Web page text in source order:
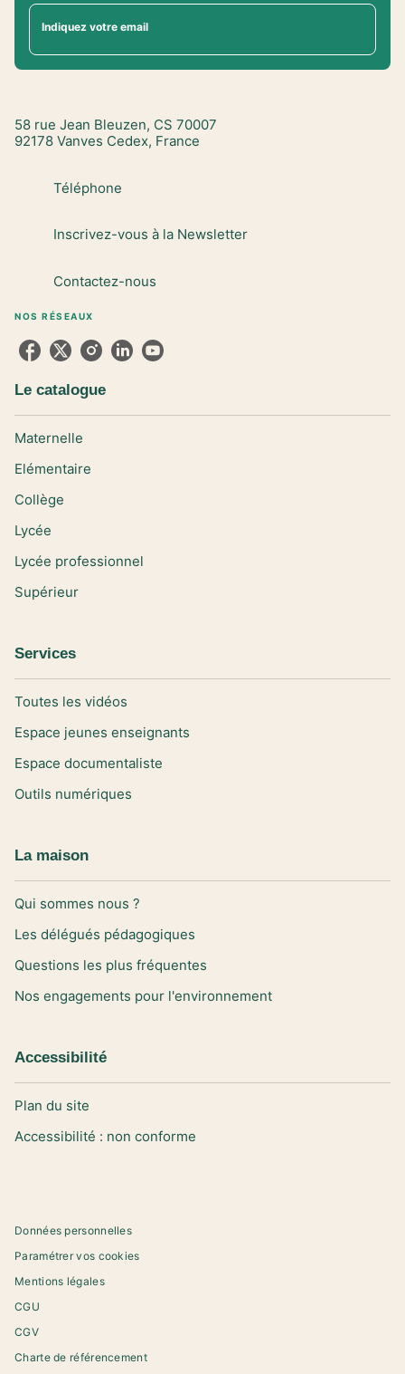
Indiquez votre email
58 rue Jean Bleuzen, CS 70007
92178 Vanves Cedex, France
Téléphone
Inscrivez-vous à la Newsletter
Contactez-nous
NOS RÉSEAUX
Le catalogue
Maternelle
Elémentaire
Collège
Lycée
Lycée professionnel
Supérieur
Services
Toutes les vidéos
Espace jeunes enseignants
Espace documentaliste
Outils numériques
La maison
Qui sommes nous ?
Les délégués pédagogiques
Questions les plus fréquentes
Nos engagements pour l'environnement
Accessibilité
Plan du site
Accessibilité : non conforme
Données personnelles
Paramétrer vos cookies
Mentions légales
CGU
CGV
Charte de référencement